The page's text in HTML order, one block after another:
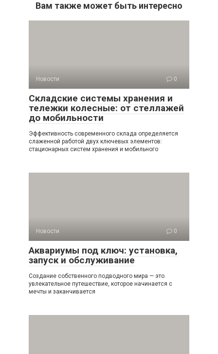
Вам также может быть интересно
Новости 0
Складские системы хранения и
тележки колесные: от стеллажей
до мобильности
Эффективность современного склада определяется
слаженной работой двух ключевых элементов:
стационарных систем хранения и мобильного
Новости 0
Аквариумы под ключ: установка,
запуск и обслуживание
Создание собственного подводного мира — это
увлекательное путешествие, которое начинается с
мечты и заканчивается